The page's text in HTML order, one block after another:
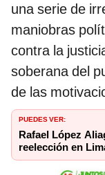
una serie de
maniobras
contra la
soberana del
de las
PUEDES VER:
Rafael López
reelección en